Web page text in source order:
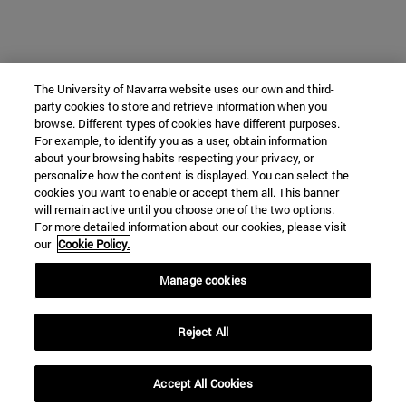
The University of Navarra website uses our own and third-
party cookies to store and retrieve information when you
browse. Different types of cookies have different purposes.
For example, to identify you as a user, obtain information
about your browsing habits respecting your privacy, or
personalize how the content is displayed. You can select the
cookies you want to enable or accept them all. This banner
will remain active until you choose one of the two options.
For more detailed information about our cookies, please visit
our Cookie Policy.
Manage cookies
Reject All
Accept All Cookies